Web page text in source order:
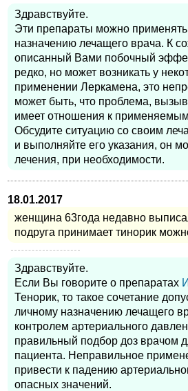
Здравствуйте.
Эти препараты можно
назначению лечащего врача. К
описанный Вами побочный
редко, но может возникать у
применении Леркамена, это
может быть, что проблема,
имеет отношения к
Обсудите ситуацию со своим
и выполняйте его указания, он
лечения, при необходимости.
18.01.2017
женщина 63года недавно
подруга принимает тинорик
Здравствуйте.
Если Вы говорите о препаратах
Тенорик, то такое сочетание
личному назначению лечащего
контролем артериального
правильный подбор доз врачом
пациента. Неправильное
привести к падению
опасных значений.